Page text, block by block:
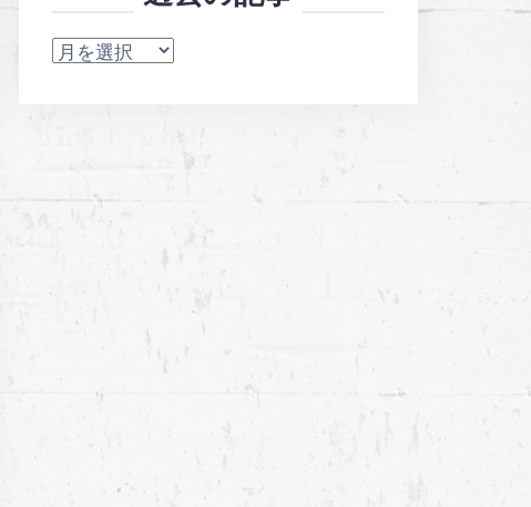
過
事